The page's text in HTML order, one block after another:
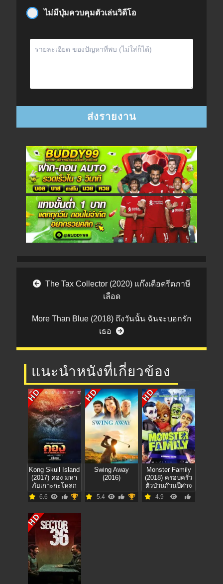
ไม่มีปุ่มควบคุมตัวเล่นวิดีโอ
Post navigation
The Tax Collector (2020) แก๊งเดือดรีดภาษี
เลือด
More Than Blue (2018) ถึงวันนั้น ฉันจะบอกรัก
เธอ
แนะนำหนังที่เกี่ยวข้อง
HD
Kong Skull Island
(2017) คอง มหา
ภัยเกาะกะโหลก
6.6
HD
Swing Away
(2016)
5.4
HD
Monster Family
(2018) ครอบครัว
ตัวป่วนก๊วนปีศาจ
4.9
HD